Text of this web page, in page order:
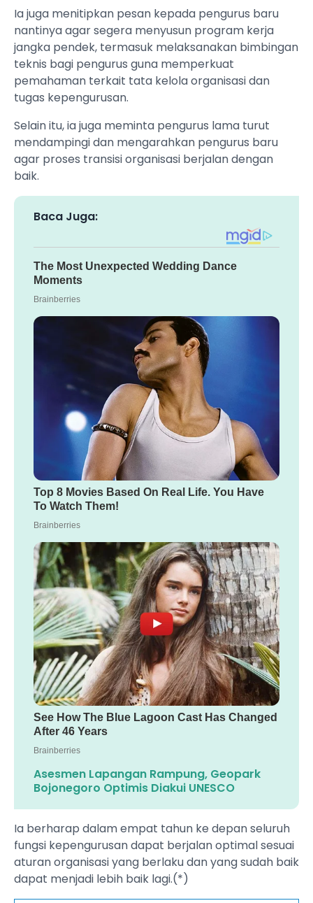
Ia juga menitipkan pesan kepada pengurus baru
nantinya agar segera menyusun program kerja
jangka pendek, termasuk melaksanakan bimbingan
teknis bagi pengurus guna memperkuat
pemahaman terkait tata kelola organisasi dan
tugas kepengurusan.
Selain itu, ia juga meminta pengurus lama turut
mendampingi dan mengarahkan pengurus baru
agar proses transisi organisasi berjalan dengan
baik.
Baca Juga:
Asesmen Lapangan Rampung, Geopark
Bojonegoro Optimis Diakui UNESCO
Ia berharap dalam empat tahun ke depan seluruh
fungsi kepengurusan dapat berjalan optimal sesuai
aturan organisasi yang berlaku dan yang sudah baik
dapat menjadi lebih baik lagi.(*)